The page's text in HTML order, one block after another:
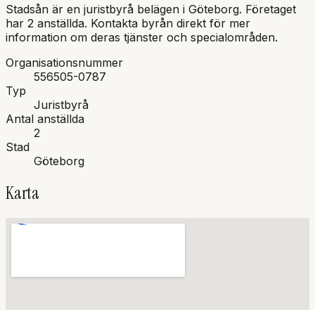
Stadsån är en juristbyrå belägen i Göteborg. Företaget
har 2 anställda. Kontakta byrån direkt för mer
information om deras tjänster och specialområden.
Organisationsnummer
556505-0787
Typ
Juristbyrå
Antal anställda
2
Stad
Göteborg
Karta